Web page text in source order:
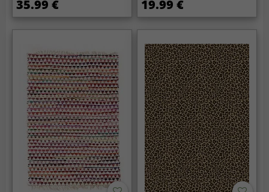
35.99 € 19.99 €